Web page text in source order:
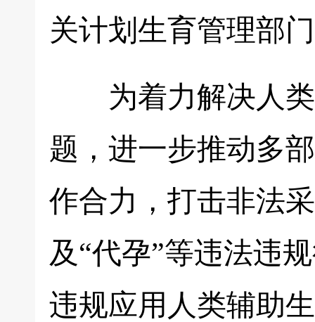
关计划生育管理部
为着力解决人类
题，进一步推动多
作合力，打击非法
及“代孕”等违法违
违规应用人类辅助